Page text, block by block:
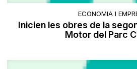
ECONOMIA I
Inicien les obres de la
Motor del Parc